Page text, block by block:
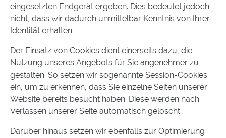
eingesetzten Endgerät ergeben. Dies bedeutet jedoch
nicht, dass wir dadurch unmittelbar Kenntnis von Ihrer
Identität erhalten.
Der Einsatz von Cookies dient einerseits dazu, die
Nutzung unseres Angebots für Sie angenehmer zu
gestalten. So setzen wir sogenannte Session-Cookies
ein, um zu erkennen, dass Sie einzelne Seiten unserer
Website bereits besucht haben. Diese werden nach
Verlassen unserer Seite automatisch gelöscht.
Darüber hinaus setzen wir ebenfalls zur Optimierung